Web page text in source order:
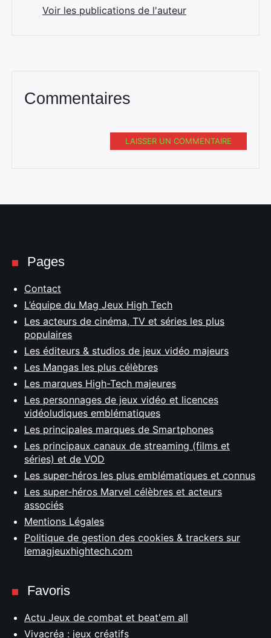
Voir les publications de l'auteur
Commentaires
LAISSER UN COMMENTAIRE
Pages
Contact
L’équipe du Mag Jeux High Tech
Les acteurs de cinéma, TV et séries les plus
populaires
Les éditeurs & studios de jeux vidéo majeurs
Les Mangas les plus célèbres
Les marques High-Tech majeures
Les personnages de jeux vidéo et licences
vidéoludiques emblématiques
Les principales marques de Smartphones
Les principaux canaux de streaming (films et
séries) et de VOD
Les super-héros les plus emblématiques et connus
Les super-héros Marvel célèbres et acteurs
associés
Mentions Légales
Politique de gestion des cookies & trackers sur
lemagjeuxhightech.com
Favoris
Actu Jeux de combat et beat'em all
Vivacréa : jeux créatifs